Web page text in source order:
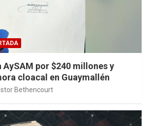
AySAM por $240 millones y
cloacal en Guaymallén
Bethencourt